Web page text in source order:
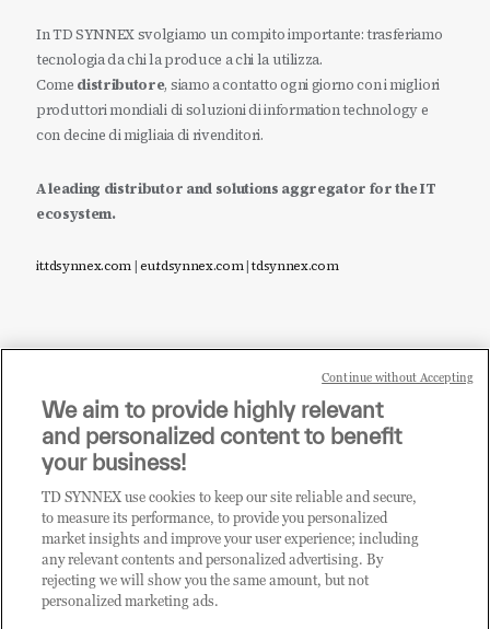
In TD SYNNEX svolgiamo un compito importante: trasferiamo
tecnologia da chi la produce a chi la utilizza.
Come distributore, siamo a contatto ogni giorno con i migliori
produttori mondiali di soluzioni di information technology e
con decine di migliaia di rivenditori.
A leading distributor and solutions aggregator for the IT
ecosystem.
it.tdsynnex.com|eu.tdsynnex.com|tdsynnex.com
Sei un rivenditore di tecnologia e desideri acquistare
i prodotti o le soluzioni trattate sul blog?
CLICCA QUI E DIVENTA
CLIENTE TD SYNNEX
We aim to provide highly relevant
and personalized content to benefit
your business!
TD SYNNEX use cookies to keep our site reliable and secure,
to measure its performance, to provide you personalized
market insights and improve your user experience; including
any relevant contents and personalized advertising. By
rejecting we will show you the same amount, but not
personalized marketing ads.
Continue without Accepting